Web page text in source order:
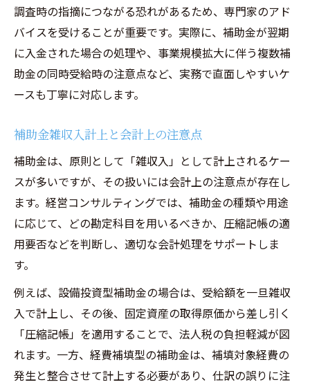
調査時の指摘につながる恐れがあるため、専門家のアド
バイスを受けることが重要です。実際に、補助金が翌期
に入金された場合の処理や、事業規模拡大に伴う複数補
助金の同時受給時の注意点など、実務で直面しやすいケ
ースも丁寧に対応します。
補助金雑収入計上と会計上の注意点
補助金は、原則として「雑収入」として計上されるケー
スが多いですが、その扱いには会計上の注意点が存在し
ます。経営コンサルティングでは、補助金の種類や用途
に応じて、どの勘定科目を用いるべきか、圧縮記帳の適
用要否などを判断し、適切な会計処理をサポートしま
す。
例えば、設備投資型補助金の場合は、受給額を一旦雑収
入で計上し、その後、固定資産の取得原価から差し引く
「圧縮記帳」を適用することで、法人税の負担軽減が図
れます。一方、経費補填型の補助金は、補填対象経費の
発生と整合させて計上する必要があり、仕訳の誤りに注